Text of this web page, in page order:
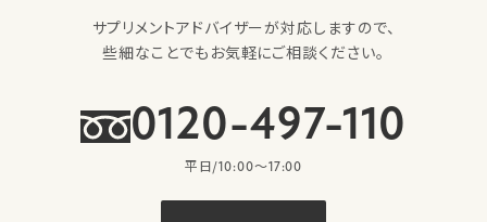
サプリメントアドバイザーが対応しますので、
些細なことでもお気軽にご相談ください。
0120-497-110
平日/10:00〜17:00